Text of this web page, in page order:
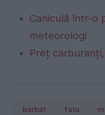
Caniculă într-o
meteorologi
Preț
barbat fata